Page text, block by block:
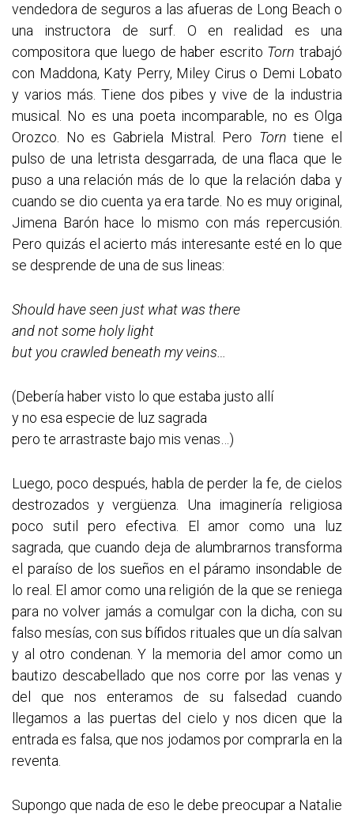
vendedora de seguros a las afueras de Long Beach o
una instructora de surf. O en realidad es una
compositora que luego de haber escrito Torn trabajó
con Maddona, Katy Perry, Miley Cirus o Demi Lobato
y varios más. Tiene dos pibes y vive de la industria
musical. No es una poeta incomparable, no es Olga
Orozco. No es Gabriela Mistral. Pero Torn tiene el
pulso de una letrista desgarrada, de una flaca que le
puso a una relación más de lo que la relación daba y
cuando se dio cuenta ya era tarde. No es muy original,
Jimena Barón hace lo mismo con más repercusión.
Pero quizás el acierto más interesante esté en lo que
se desprende de una de sus lineas:
Should have seen just what was there
and not some holy light
but you crawled beneath my veins…
(Debería haber visto lo que estaba justo allí
y no esa especie de luz sagrada
pero te arrastraste bajo mis venas…)
Luego, poco después, habla de perder la fe, de cielos
destrozados y vergüenza. Una imaginería religiosa
poco sutil pero efectiva. El amor como una luz
sagrada, que cuando deja de alumbrarnos transforma
el paraíso de los sueños en el páramo insondable de
lo real. El amor como una religión de la que se reniega
para no volver jamás a comulgar con la dicha, con su
falso mesías, con sus bífidos rituales que un día salvan
y al otro condenan. Y la memoria del amor como un
bautizo descabellado que nos corre por las venas y
del que nos enteramos de su falsedad cuando
llegamos a las puertas del cielo y nos dicen que la
entrada es falsa, que nos jodamos por comprarla en la
reventa.
Supongo que nada de eso le debe preocupar a Natalie